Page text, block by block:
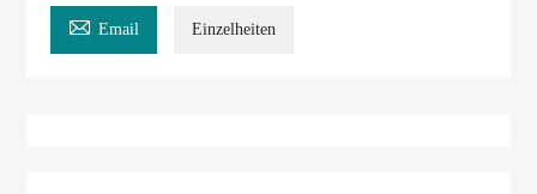
 Email Einzelheiten